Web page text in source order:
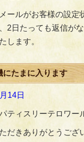
ールがお客様の設定
2日たっても返信が
します。
にたまに入ります
14日
ティスリーテロワー
だきありがとうござ